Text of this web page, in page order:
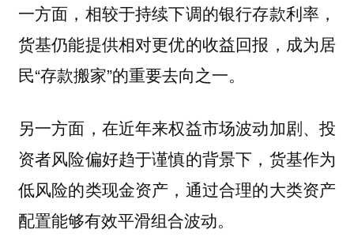
一方面，相较于持续下调的银行存款利率，
货基仍能提供相对更优的收益回报，成为居
民“存款搬家”的重要去向之一。
另一方面，在近年来权益市场波动加剧、投
资者风险偏好趋于谨慎的背景下，货基作为
低风险的类现金资产，通过合理的大类资产
配置能够有效平滑组合波动。